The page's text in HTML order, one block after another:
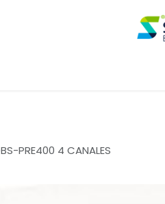
PRE400 4 CANALES